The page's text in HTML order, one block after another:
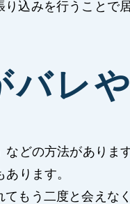
込みを行うことで
バレ
どの方法がありま
ります。
もう二度と会えな